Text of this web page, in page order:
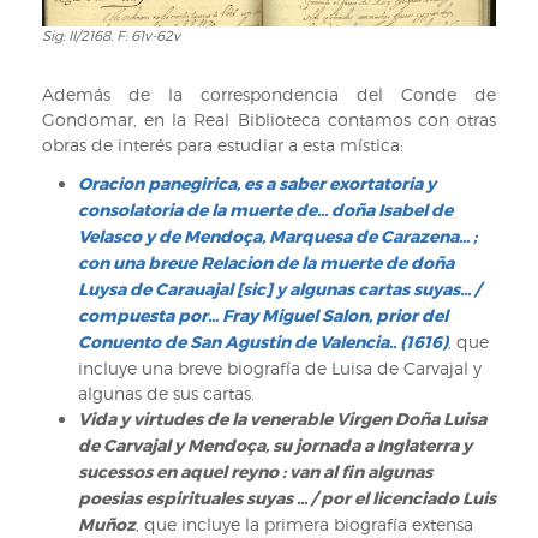
Sig:
F:
61v-
62v
Sig: II/2168. F: 61v-62v
Además de la correspondencia del Conde de
Gondomar, en la Real Biblioteca contamos con otras
obras de interés para estudiar a esta mística:
Oracion panegirica, es a saber exortatoria y
consolatoria de la muerte de... doña Isabel de
Velasco y de Mendoça, Marquesa de Carazena... ;
con una breue Relacion de la muerte de doña
Luysa de Carauajal [sic] y algunas cartas suyas... /
compuesta por... Fray Miguel Salon, prior del
Conuento de San Agustin de Valencia.. (1616), que
incluye una breve biografía de Luisa de Carvajal y
algunas de sus cartas.
Vida y virtudes de la venerable Virgen Doña Luisa
de Carvajal y Mendoça, su jornada a Inglaterra y
sucessos en aquel reyno : van al fin algunas
poesias espirituales suyas ... / por el licenciado Luis
Muñoz, que incluye la primera biografía extensa